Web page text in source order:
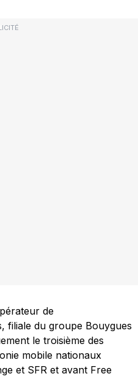
de
filiale du groupe Bouygues
le troisième des
mobile nationaux
et SFR et avant Free